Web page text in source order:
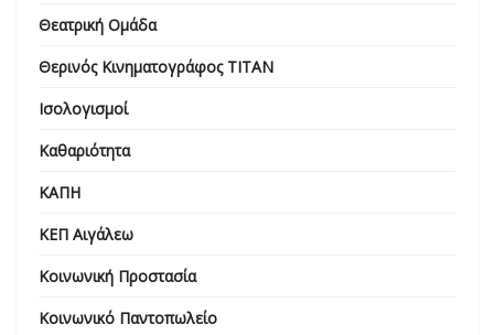
Θεατρική Ομάδα
Θερινός Κινηματογράφος ΤΙΤΑΝ
Ισολογισμοί
Καθαριότητα
ΚΑΠΗ
ΚΕΠ Αιγάλεω
Κοινωνική Προστασία
Κοινωνικό Παντοπωλείο